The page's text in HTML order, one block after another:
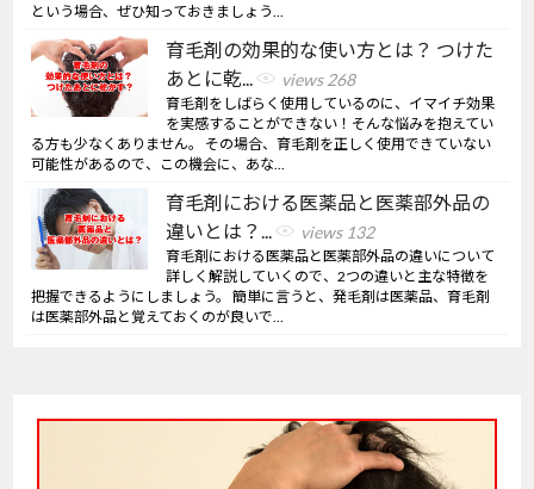
という場合、ぜひ知っておきましょう...
育毛剤の効果的な使い方とは？ つけた
あとに乾...
views 268
育毛剤をしばらく使用しているのに、イマイチ効果
を実感することができない！そんな悩みを抱えてい
る方も少なくありません。 その場合、育毛剤を正しく使用できていない
可能性があるので、この機会に、あな...
育毛剤における医薬品と医薬部外品の
違いとは？...
views 132
育毛剤における医薬品と医薬部外品の違いについて
詳しく解説していくので、2つの違いと主な特徴を
把握できるようにしましょう。 簡単に言うと、発毛剤は医薬品、育毛剤
は医薬部外品と覚えておくのが良いで...